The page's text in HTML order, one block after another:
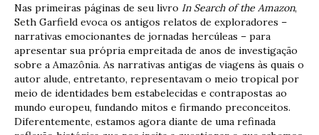
Nas primeiras páginas de seu livro In Search of the Amazon,
Seth Garfield evoca os antigos relatos de exploradores –
narrativas emocionantes de jornadas hercúleas – para
apresentar sua própria empreitada de anos de investigação
sobre a Amazônia. As narrativas antigas de viagens às quais o
autor alude, entretanto, representavam o meio tropical por
meio de identidades bem estabelecidas e contrapostas ao
mundo europeu, fundando mitos e firmando preconceitos.
Diferentemente, estamos agora diante de uma refinada